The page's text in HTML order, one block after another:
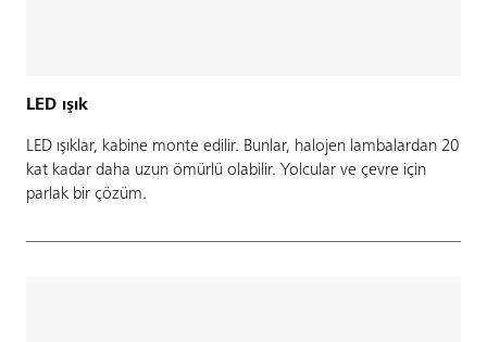
LED ışık
LED ışıklar, kabine monte edilir. Bunlar, halojen lambalardan 20
kat kadar daha uzun ömürlü olabilir. Yolcular ve çevre için
parlak bir çözüm.